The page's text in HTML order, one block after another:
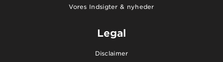
Vores Indsigter & nyheder
Legal
Disclaimer